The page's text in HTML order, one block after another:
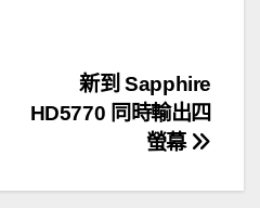
新到 Sapphire
HD5770 同時輸出四
螢幕